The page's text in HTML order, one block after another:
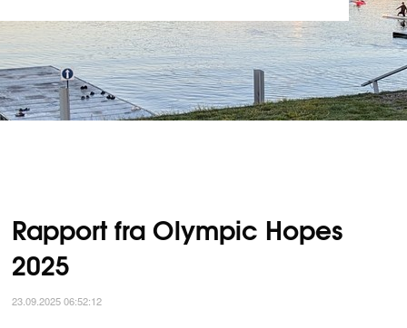
Rapport fra Olympic Hopes
2025
23.09.2025 06:52:12